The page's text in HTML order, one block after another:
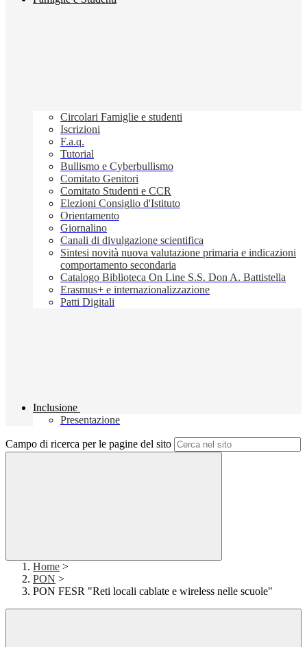
Circolari Famiglie e studenti
Iscrizioni
F.a.q.
Tutorial
Bullismo e Cyberbullismo
Comitato Genitori
Comitato Studenti e CCR
Elezioni Consiglio d'Istituto
Orientamento
Giornalino
Canali di divulgazione scientifica
Sintesi novità nuova valutazione primaria e indicazioni
comportamento secondaria
Catalogo Biblioteca On Line S.S. Don A. Battistella
Erasmus+ e internazionalizzazione
Patti Digitali
Inclusione
Presentazione
Campo di ricerca per le pagine del sito
Home >
PON >
PON FESR "Reti locali cablate e wireless nelle scuole"